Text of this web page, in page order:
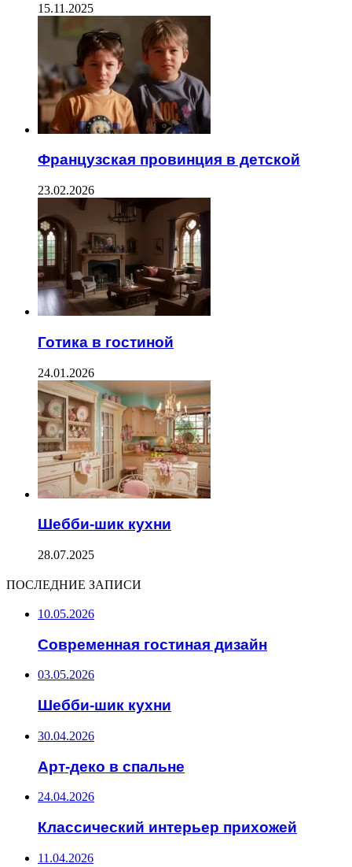
15.11.2025
Французская провинция в детской
23.02.2026
Готика в гостиной
24.01.2026
Шебби-шик кухни
28.07.2025
ПОСЛЕДНИЕ ЗАПИСИ
10.05.2026
Современная гостиная дизайн
03.05.2026
Шебби-шик кухни
30.04.2026
Арт-деко в спальне
24.04.2026
Классический интерьер прихожей
11.04.2026